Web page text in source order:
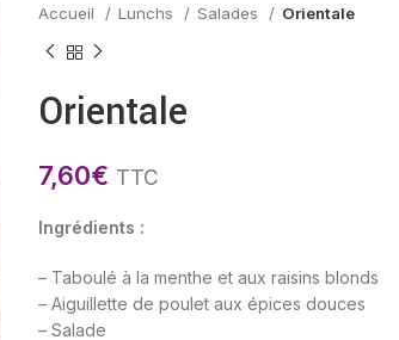
Accueil Lunchs Salades Orientale
Orientale
7,60€ TTC
Ingrédients :
– Taboulé à la menthe et aux raisins blonds
– Aiguillette de poulet aux épices douces
– Salade